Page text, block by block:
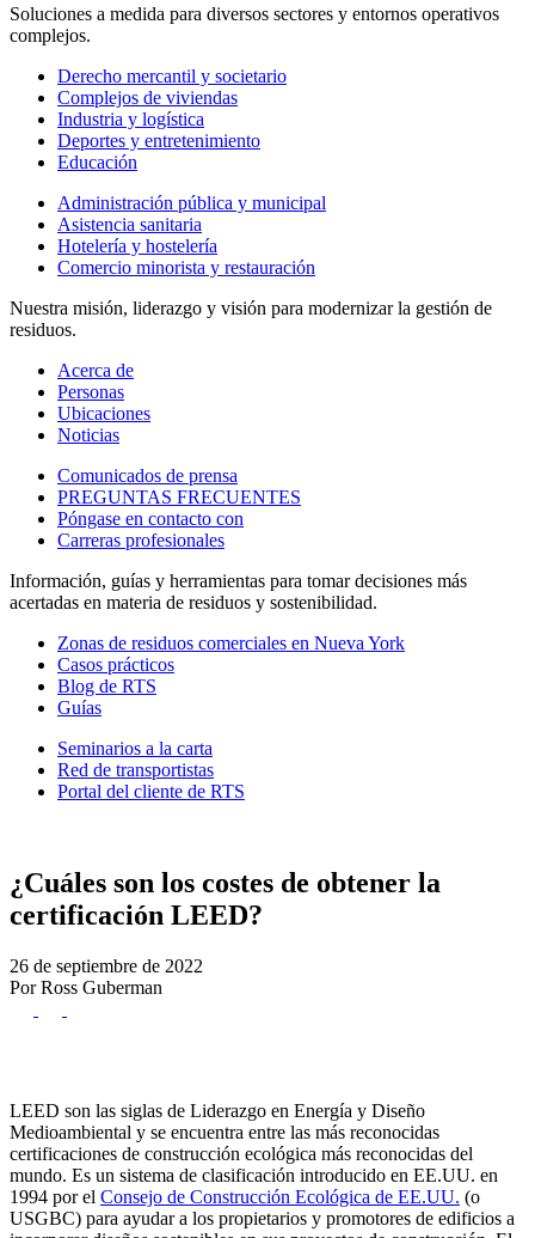
Soluciones a medida para diversos sectores y entornos operativos
complejos.
Derecho mercantil y societario
Complejos de viviendas
Industria y logística
Deportes y entretenimiento
Educación
Administración pública y municipal
Asistencia sanitaria
Hotelería y hostelería
Comercio minorista y restauración
Nuestra misión, liderazgo y visión para modernizar la gestión de
residuos.
Acerca de
Personas
Ubicaciones
Noticias
Comunicados de prensa
PREGUNTAS FRECUENTES
Póngase en contacto con
Carreras profesionales
Información, guías y herramientas para tomar decisiones más
acertadas en materia de residuos y sostenibilidad.
Zonas de residuos comerciales en Nueva York
Casos prácticos
Blog de RTS
Guías
Seminarios a la carta
Red de transportistas
Portal del cliente de RTS
¿Cuáles son los costes de obtener la
certificación LEED?
26 de septiembre de 2022
Por Ross Guberman
LEED son las siglas de Liderazgo en Energía y Diseño
Medioambiental y se encuentra entre las más reconocidas
certificaciones de construcción ecológica más reconocidas del
mundo. Es un sistema de clasificación introducido en EE.UU. en
1994 por el Consejo de Construcción Ecológica de EE.UU. (o
USGBC) para ayudar a los propietarios y promotores de edificios a